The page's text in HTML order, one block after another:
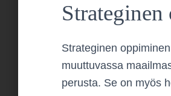
Strateginen
muuttuvassa
perusta. Se on myös